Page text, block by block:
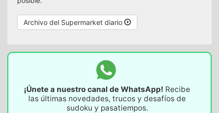
Archivo del Supermarket diario
¡Únete a nuestro canal de WhatsApp! Recibe
las últimas novedades, trucos y desafíos de
sudoku y pasatiempos.